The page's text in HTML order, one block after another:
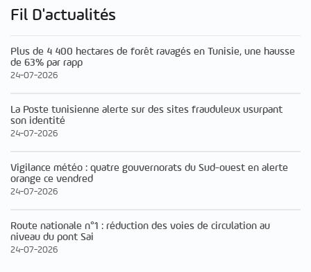
Fil D'actualités
Plus de 4 400 hectares de forêt ravagés en Tunisie, une hausse
de 63% par rapp
24-07-2026
La Poste tunisienne alerte sur des sites frauduleux usurpant
son identité
24-07-2026
Vigilance météo : quatre gouvernorats du Sud-ouest en alerte
orange ce vendred
24-07-2026
Route nationale n°1 : réduction des voies de circulation au
niveau du pont Sai
24-07-2026